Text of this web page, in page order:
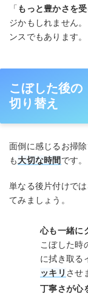
「 もっと豊かさを
ジかもしれません
ンスでもあります。
こぼした後の
切り替え
面倒に感じるお掃
も大切な時間 です。
単なる後片付けで
てみましょう。
心も一緒に
こぼした時
に拭き取る
ッキリ させ
丁寧さが心